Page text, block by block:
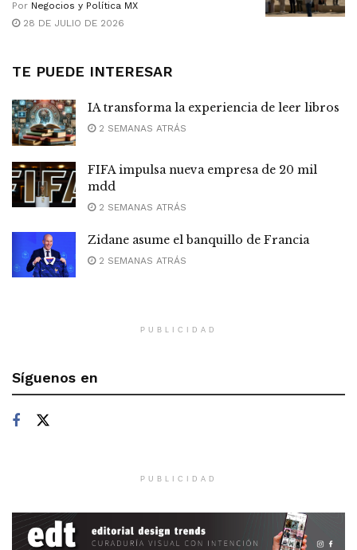
Por Negocios y Política MX
28 DE JULIO DE 2026
TE PUEDE INTERESAR
IA transforma la experiencia de leer libros
2 SEMANAS ATRÁS
FIFA impulsa nueva empresa de 20 mil
mdd
2 SEMANAS ATRÁS
Zidane asume el banquillo de Francia
2 SEMANAS ATRÁS
PUBLICIDAD
Síguenos en
PUBLICIDAD